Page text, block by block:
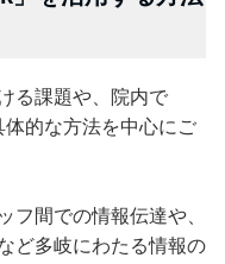
る課題や、院内で
体的な方法を中心にご
フ間での情報伝達や、
ど多岐にわたる情報の